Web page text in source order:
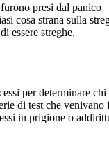
presi dal panico
cosa strana sulla
essere streghe.
per determinare chi
di test che venivano
in prigione o